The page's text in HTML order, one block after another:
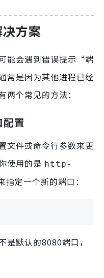
方案
能会遇到错误提示“端
常是因为其他进程已经
个常见的方法：
置
文件或命令行参数来更
使用的是 http-
定一个新的端口：
是默认的8080端口，